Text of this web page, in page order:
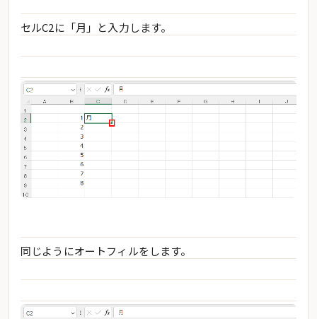
セルC2に「月」と入力します。
同じようにオートフィルをします。